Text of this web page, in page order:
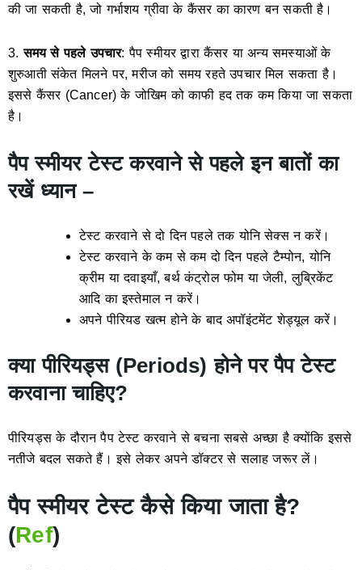
की जा सकती है, जो गर्भाशय ग्रीवा के कैंसर का कारण बन सकती है।
3.समय से पहले उपचार: पैप स्मीयर द्वारा कैंसर या अन्य समस्याओं के
शुरुआती संकेत मिलने पर, मरीज को समय रहते उपचार मिल सकता है।
इससे कैंसर (Cancer) के जोखिम को काफी हद तक कम किया जा सकता
है।
पैप स्मीयर टेस्ट करवाने से पहले इन बातों का
रखें ध्यान –
टेस्ट करवाने से दो दिन पहले तक योनि सेक्स न करें।
टेस्ट करवाने के कम से कम दो दिन पहले टैम्पोन, योनि
क्रीम या दवाइयाँ, बर्थ कंट्रोल फोम या जेली, लुब्रिकेंट
आदि का इस्तेमाल न करें।
अपने पीरियड खत्म होने के बाद अपॉइंटमेंट शेड्यूल करें।
क्या पीरियड्स (Periods) होने पर पैप टेस्ट
करवाना चाहिए?
पीरियड्स के दौरान पैप टेस्ट करवाने से बचना सबसे अच्छा है क्योंकि इससे
नतीजे बदल सकते हैं। इसे लेकर अपने डॉक्टर से सलाह जरूर लें।
पैप स्मीयर टेस्ट कैसे किया जाता है?
(Ref)